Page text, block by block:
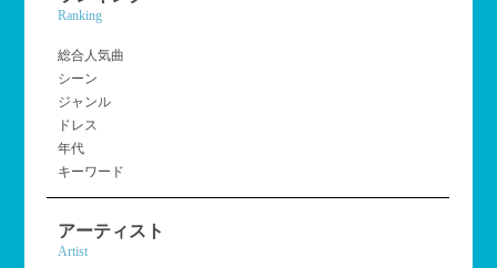
Ranking
総合人気曲
シーン
ジャンル
ドレス
年代
キーワード
アーティスト
Artist